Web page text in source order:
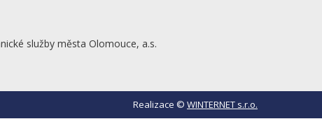
služby města Olomouce, a.s.
Realizace © WINTERNET s.r.o.